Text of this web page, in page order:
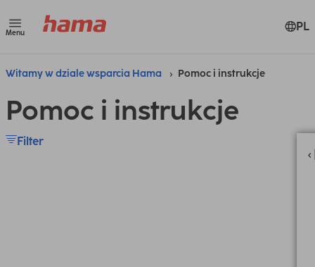
Menu PL
Witamy w dziale wsparcia Hama Pomoc i instrukcje
Pomoc i instrukcje
Filter